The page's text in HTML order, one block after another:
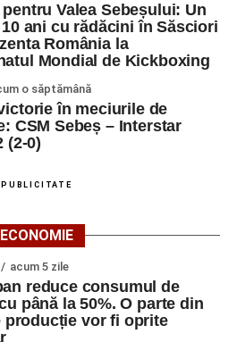
Valea Sebeșului: Un
ani cu rădăcini în Săsciori
România la
Mondial de Kickboxing
o săptămână
în meciurile de
CSM Sebeș – Interstar
(2-0)
PUBLICITATE
ECONOMIE
acum 5 zile
reduce consumul de
până la 50%. O parte din
producție vor fi oprite